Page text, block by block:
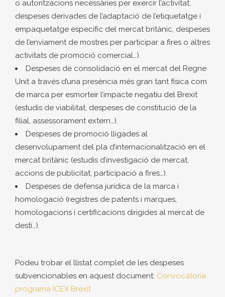
o autoritzacions necessàries per exercir l’activitat,
despeses derivades de l’adaptació de l’etiquetatge i
empaquetatge específic del mercat britànic, despeses
de l’enviament de mostres per participar a fires o altres
activitats de promoció comercial…).
Despeses de consolidació en el mercat del Regne
Unit a través d’una presència més gran tant física com
de marca per esmorteir l’impacte negatiu del Brexit
(estudis de viabilitat, despeses de constitució de la
filial, assessorament extern…).
Despeses de promoció lligades al
desenvolupament del pla d’internacionalització en el
mercat britànic (estudis d’investigació de mercat,
accions de publicitat, participació a fires…).
Despeses de defensa jurídica de la marca i
homologació (registres de patents i marques,
homologacions i certificacions dirigides al mercat de
destí…).
Podeu trobar el llistat complet de les despeses
subvencionables en aquest document: Convocatoria
programa ICEX Brexit